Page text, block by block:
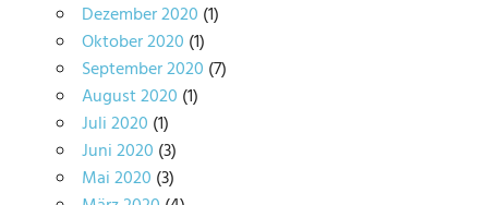
Dezember 2020 (1)
Oktober 2020 (1)
September 2020 (7)
August 2020 (1)
Juli 2020 (1)
Juni 2020 (3)
Mai 2020 (3)